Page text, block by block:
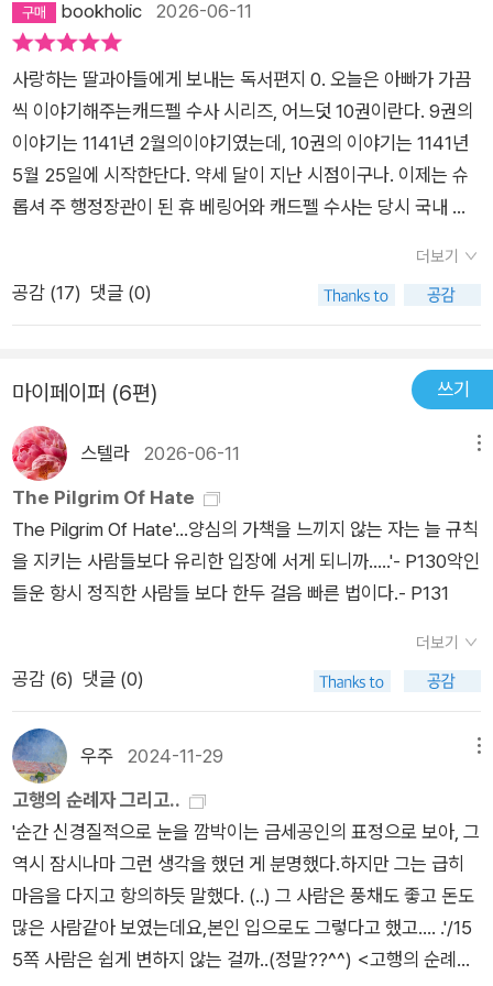
마를 넘어, 진실과 정의를 찾아내야 하는 중대한 과제에 직면하게
된다. 한편 모든 사람이 성녀의 기적을 바랄 때 오직 홀로 기적에
초연했던 흐륀이라는 소년은 성녀의 은총을 받아 목발을 집어던
지고 두 발로 걷는 기적의 주인공이 되고, 캐드펠 수사 또한 그토
록 보고 싶어했던 올리비에를 다시 만나는 기적 같은 순간을 경험
한다. 『고행의 순례자』는 전형적인 추리 소설의 형식을 따르면서
리스 피터스는 이 작품에서 중세 기독교 사회의 종교 행사와 종교
적 열망을 생생하게 재현하며, 인간의 욕망과 죄책감, 기적을 바
랄 수밖에 없는 나약함 등을 촘촘하게 묘사한다. 『고행의 순례자』
에서 자신의 내면적 갈등과 마주하게 된다. 이 작품은 독자들에게
구원은 외적인 행동이 아닌, 내면의 변화를 통해 이루어진다는 사
실을 묵직하게 전한다. 캐드펠 수사는 진실을 추구하면서도 용서
와 자비의 가치를 잊지 않으며, 독자들에게 과연 진정한 구원이란
무엇인지를 생각하도록 이끈다.
bookholic 2026-06-11
사랑하는 딸과아들에게 보내는 독서편지 0. 오늘은 아빠가 가끔
씩 이야기해주는캐드펠 수사 시리즈, 어느덧 10권이란다. 9권의
이야기는 1141년 2월의이야기였는데, 10권의 이야기는 1141년
5월 25일에 시작한단다. 약세 달이 지난 시점이구나. 이제는 슈
롭셔 주 행정장관이 된 휴 베링어와 캐드펠 수사는 당시 국내 정
은여전했어. 스티븐 왕이 모드 황후 진영에 포로 잡혀 스티브 왕
진영은 난리가 났단다. 그 와중에 스티븐 왕의 아내 마틸다 왕비
시작한단다.슈루즈베리 성 바오로 수도원에서는 성 위니프리드
축제를 준비하고 있었어. 성 위니프리드 수녀에 관한 이야기는 캐
드펠 수사 시리즈 1권에서 이야기를 했었단다. 사람들은 웨일즈
지역에 가서 성 위니프리드의수녀의 관을 슈루즈베리 성 바오로
수도원으로 모셔왔다고들 생각하고 있단다. 그런데 사실은성 위
니프리드 수녀는 원래 모셨던 웨일즈 지역에 있고, 슈루즈베리 성
바오로 수도원으로 가지고 온 관에는사실 살인자의 관이었단다.
왜 이런 일이 일어났는지는 캐드펠 수사 시리즈 1권에서 이야기
의 죄책감도 있었지만 그것을 수도원 사람들에게 이야기할 수는
없었단다. 그럴 수밖에 없었다는 것을 성 위니프리드 수녀님의
영혼도 알아줄 것이라고 생각했어.….소설이 시작하는 시점으로
부터 8주 전인 1141년 4월 9일. 윈체스터에서는 성직자가 살해
되는 살인 사건이 있었어. 당시 그 성직자는 모드 황후에게 붙잡
혀 있는 왕을 풀어달라는 탄원서를 냈는데,괴한들에 의해 죽음을
당했다고 하는구나. 그런데 모드 황후의 가신이었던 라이날드 보
사르라는기사는 괴한의 공격을 당한 성직자를 도와주다가 그도
괴한에게 공격을 받아 죽고 말았단다. 라이날드 보사르는캐드펠
수사 시리즈 6권에서 잠깐 등장했던 로랑스 당제를 섬기던 기사
였단다. 8주 전에 죽은 성직자와 라이날드 보사르에 대한 추도 미
더보기
공감 (17) 댓글 (0)
마이페이퍼 (6편) 쓰기
스텔라 2026-06-11
The Pilgrim Of Hate
The Pilgrim Of Hate'...양심의 가책을 느끼지 않는 자는 늘 규칙
을 지키는 사람들보다 유리한 입장에 서게 되니까.....'- P130악인
들운 항시 정직한 사람들 보다 한두 걸음 빠른 법이다.- P131
더보기
공감 (6) 댓글 (0)
우주 2024-11-29
고행의 순례자 그리고..
'순간 신경질적으로 눈을 깜박이는 금세공인의 표정으로 보아, 그
역시 잠시나마 그런 생각을 했던 게 분명했다.하지만 그는 급히
마음을 다지고 항의하듯 말했다. (..) 그 사람은 풍채도 좋고 돈도
많은 사람같아 보였는데요,본인 입으로도 그렇다고 했고.... .'/15
5쪽 사람은 쉽게 변하지 않는 걸까..(정말??^^) <고행의 순례자